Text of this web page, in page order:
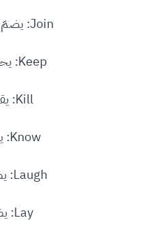
Join: يضمّ/ ينضمّ
Keep: يحتفظ بـ
Kill: يقتل
Know: يعرف
Laugh: يضحك
Lay: يضع